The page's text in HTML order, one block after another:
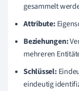
gesammelt
Attribute:
Beziehungen:
mehreren
Schlüssel:
eindeutig